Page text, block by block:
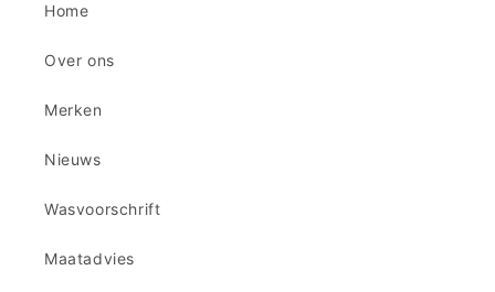
Home
Over ons
Merken
Nieuws
Wasvoorschrift
Maatadvies